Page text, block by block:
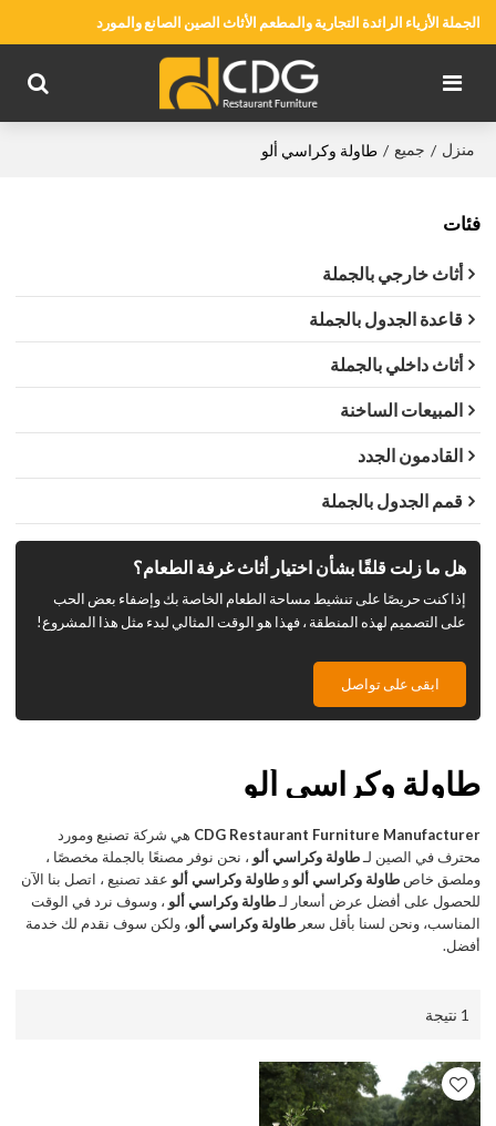
الجملة الأزياء الرائدة التجارية والمطعم الأثاث الصين الصانع والمورد
منزل / جميع / طاولة وكراسي ألو
فئات
أثاث خارجي بالجملة
قاعدة الجدول بالجملة
أثاث داخلي بالجملة
المبيعات الساخنة
القادمون الجدد
قمم الجدول بالجملة
هل ما زلت قلقًا بشأن اختيار أثاث غرفة الطعام؟
إذا كنت حريصًا على تنشيط مساحة الطعام الخاصة بك وإضفاء بعض الحب
على التصميم لهذه المنطقة ، فهذا هو الوقت المثالي لبدء مثل هذا المشروع!
ابقى على تواصل
طاولة وكراسي ألو
CDG Restaurant Furniture Manufacturer هي شركة تصنيع ومورد
محترف في الصين لـطاولة وكراسي ألو ، نحن نوفر مصنعًا بالجملة مخصصًا ،
وملصق خاصطاولة وكراسي ألو وطاولة وكراسي ألو عقد تصنيع ، اتصل بنا الآن
للحصول على أفضل عرض أسعار لـطاولة وكراسي ألو ، وسوف نرد في الوقت
المناسب، ونحن لسنا بأقل سعرطاولة وكراسي ألو، ولكن سوف نقدم لك خدمة
أفضل.
1 نتيجة